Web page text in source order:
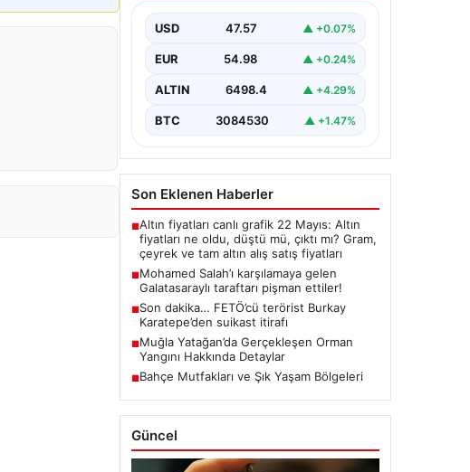
pişman ettiler!
USD 47.57 ▲ +0.07%
EUR 54.98 ▲ +0.24%
ALTIN 6498.4 ▲ +4.29%
BTC 3084530 ▲ +1.47%
Son Eklenen Haberler
■Altın fiyatları canlı grafik 22 Mayıs: Altın
fiyatları ne oldu, düştü mü, çıktı mı? Gram,
çeyrek ve tam altın alış satış fiyatları
■Mohamed Salah’ı karşılamaya gelen
Galatasaraylı taraftarı pişman ettiler!
■Son dakika… FETÖ’cü terörist Burkay
Karatepe’den suikast itirafı
■Muğla Yatağan’da Gerçekleşen Orman
Yangını Hakkında Detaylar
■Bahçe Mutfakları ve Şık Yaşam Bölgeleri
Güncel